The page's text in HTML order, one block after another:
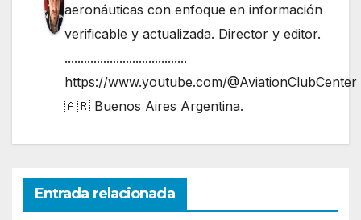
aeronáuticas con enfoque en información
verificable y actualizada. Director y editor.
......................................
https://www.youtube.com/@AviationClubCenter
🇦🇷 Buenos Aires Argentina.
Entrada relacionada